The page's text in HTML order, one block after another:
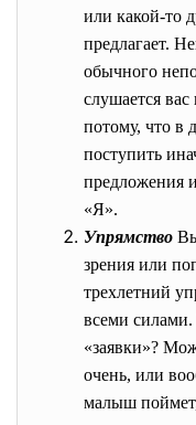
или какой-то
предлагает.
обычного
слушается вас
потому, что в
поступить
предложения
«Я».
Упрямство
зрения или
трехлетний
всеми
«заявки»?
очень, или
малыш поймет,